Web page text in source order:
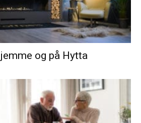
og på Hytta